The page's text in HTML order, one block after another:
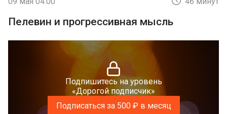
Пелевин и прогрессивная мысль
Подпишитесь на уровень
«Дорогой подписчик»
Подписаться за 500 ₽ в месяц